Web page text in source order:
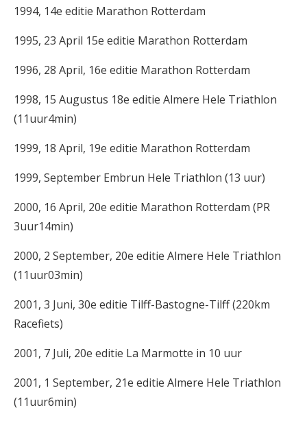
1994, 14e editie Marathon Rotterdam
1995, 23 April 15e editie Marathon Rotterdam
1996, 28 April, 16e editie Marathon Rotterdam
1998, 15 Augustus 18e editie Almere Hele Triathlon
(11uur4min)
1999, 18 April, 19e editie Marathon Rotterdam
1999, September Embrun Hele Triathlon (13 uur)
2000, 16 April, 20e editie Marathon Rotterdam (PR
3uur14min)
2000, 2 September, 20e editie Almere Hele Triathlon
(11uur03min)
2001, 3 Juni, 30e editie Tilff-Bastogne-Tilff (220km
Racefiets)
2001, 7 Juli, 20e editie La Marmotte in 10 uur
2001, 1 September, 21e editie Almere Hele Triathlon
(11uur6min)